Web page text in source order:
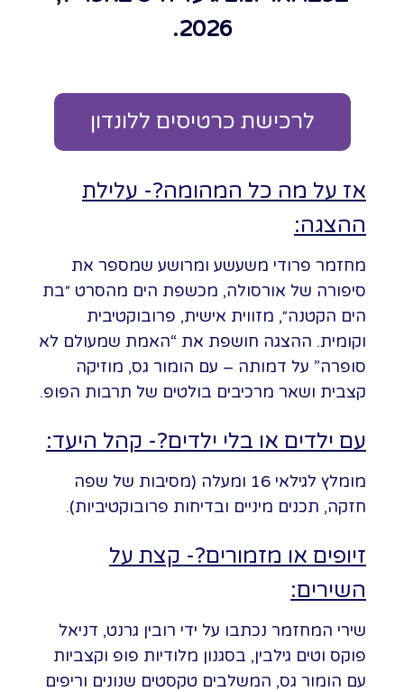
2026.
לרכישת כרטיסים ללונדון
אז על מה כל המהומה?- עלילת
ההצגה:
מחזמר פרודי משעשע ומרושע שמספר את
סיפורה של אורסולה, מכשפת הים מהסרט ״בת
הים הקטנה״, מזווית אישית, פרובוקטיבית
וקומית. ההצגה חושפת את “האמת שמעולם לא
סופרה” על דמותה – עם הומור גס, מוזיקה
קצבית ושאר מרכיבים בולטים של תרבות הפופ.
עם ילדים או בלי ילדים?- קהל היעד:
מומלץ לגילאי 16 ומעלה (מסיבות של שפה
חזקה, תכנים מיניים ובדיחות פרובוקטיביות).
זיופים או מזמורים?- קצת על
השירים:
שירי המחזמר נכתבו על ידי רובין גרנט, דניאל
פוקס וטים גילבין, בסגנון מלודיות פופ וקצביות
עם הומור גס, המשלבים טקסטים שנונים וריפים